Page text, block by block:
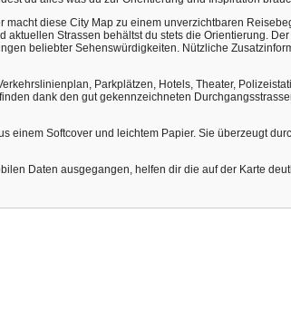
diese City Map zu einem unverzichtbaren
Strassen behältst du stets die Orientierung.
beliebter Sehenswürdigkeiten. Nützliche
Parkplätzen, Hotels, Theater,
dank den gut gekennzeichneten
einem Softcover und leichtem Papier. Sie überzeugt
Daten ausgegangen, helfen dir die auf der Karte